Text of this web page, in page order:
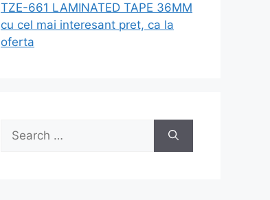
TZE-661 LAMINATED TAPE 36MM
cu cel mai interesant pret, ca la
oferta
Search
for: